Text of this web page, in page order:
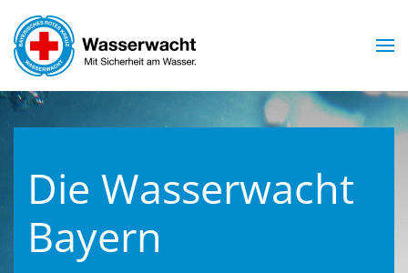
Zum Hauptinhalt springen
Die Wasserwacht
Bayern